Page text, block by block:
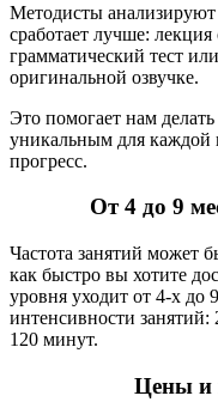
Методисты
сработает лучше:
грамматический тест
оригинальной озвучке.
Это помогает нам
уникальным для каждой
прогресс.
От 4 до 9
Частота занятий может
как быстро вы хотите
уровня уходит от 4-х до
интенсивности
120 минут.
Цены и